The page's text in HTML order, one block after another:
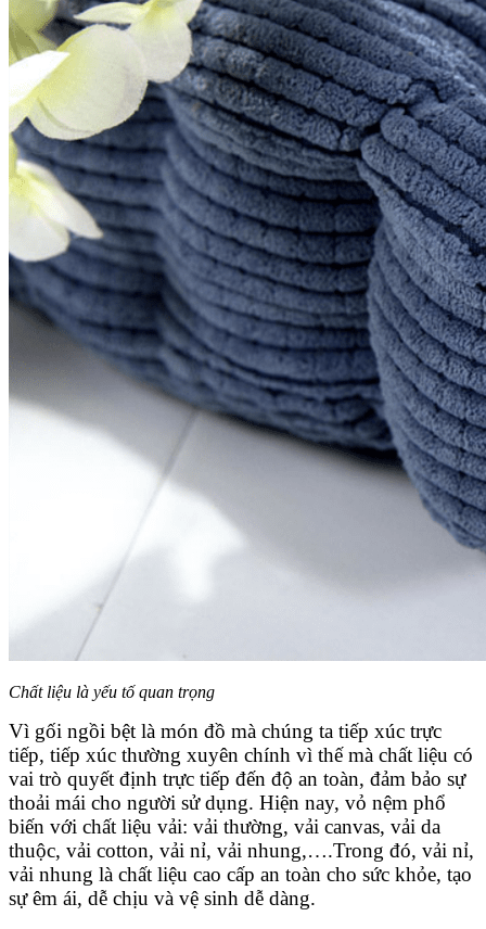
Chất liệu là yếu tố quan trọng
Vì gối ngồi bệt là món đồ mà chúng ta tiếp xúc trực
tiếp, tiếp xúc thường xuyên chính vì thế mà chất liệu có
vai trò quyết định trực tiếp đến độ an toàn, đảm bảo sự
thoải mái cho người sử dụng. Hiện nay, vỏ nệm phổ
biến với chất liệu vải: vải thường, vải canvas, vải da
thuộc, vải cotton, vải nỉ, vải nhung,….Trong đó, vải nỉ,
vải nhung là chất liệu cao cấp an toàn cho sức khỏe, tạo
sự êm ái, dễ chịu và vệ sinh dễ dàng.